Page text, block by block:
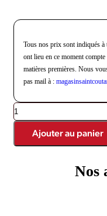
Tous nos prix sont indiqués
ont lieu en ce moment
matières premières. Nous
pas mail à :
Ajouter au panier
Nos